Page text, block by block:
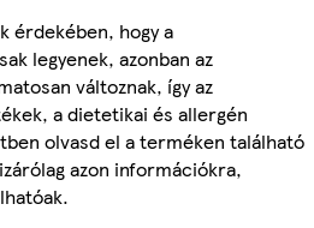
érdekében, hogy a
legyenek, azonban az
változnak, így az
a dietetikai és allergén
olvasd el a terméken található
azon információkra,